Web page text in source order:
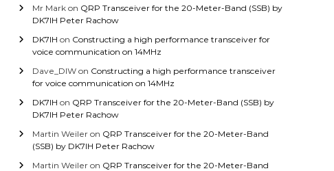
Mr Mark on QRP Transceiver for the 20-Meter-Band (SSB) by
DK7IH Peter Rachow
DK7IH on Constructing a high performance transceiver for
voice communication on 14MHz
Dave_DIW on Constructing a high performance transceiver
for voice communication on 14MHz
DK7IH on QRP Transceiver for the 20-Meter-Band (SSB) by
DK7IH Peter Rachow
Martin Weiler on QRP Transceiver for the 20-Meter-Band
(SSB) by DK7IH Peter Rachow
Martin Weiler on QRP Transceiver for the 20-Meter-Band